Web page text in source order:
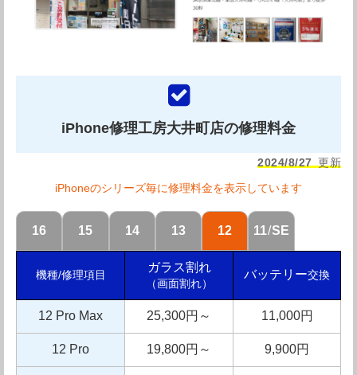
ダイワンテレコム大森駅前店の紹介
ダイワンテレコムは全国展開している大手のiPhone修理
ちます。駅から距離が近いので通勤や通学で電車を利用す
る前のちょっとした時間で修理に出せて大変便利ですね。
ダイワンテレコム大森駅前店の修理対応機種は比較的新し
いiPhoneまで対応しているので、新型のiPhoneを落下さ
せて壊してしまった方もご安心下さい。更にダイワンテレ
iPhone修理工房大井町店の修理料金
iPhoneのシリーズ毎に修理料金を表示しています
16 15 14 13 12 11/SE
機種/修理項目
ガラス割れ
（画面割れ）
バッテリー交換
12 Pro Max 25,300円～ 11,000円
12 Pro 19,800円～ 9,900円
2024/8/27更新